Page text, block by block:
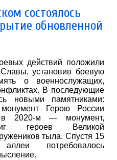
состоялось
обновленной
действий положили
установив боевую
о военнослужащих,
В последующие
новыми памятниками:
Герою России
в 2020-м — монумент,
героев Великой
тыла. Спустя 15
потребовалось